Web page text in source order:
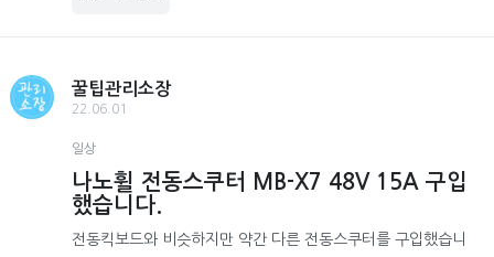
꿀팁관리소장
22.06.01
일상
나노휠 전동스쿠터 MB-X7 48V 15A 구입
했습니다.
전동킥보드와 비슷하지만 약간 다른 전동스쿠터를 구입했습니